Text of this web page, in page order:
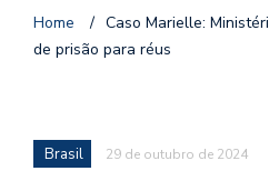
Home / Caso Marielle:
de prisão para réus
Brasil 29 de outubro de 2024